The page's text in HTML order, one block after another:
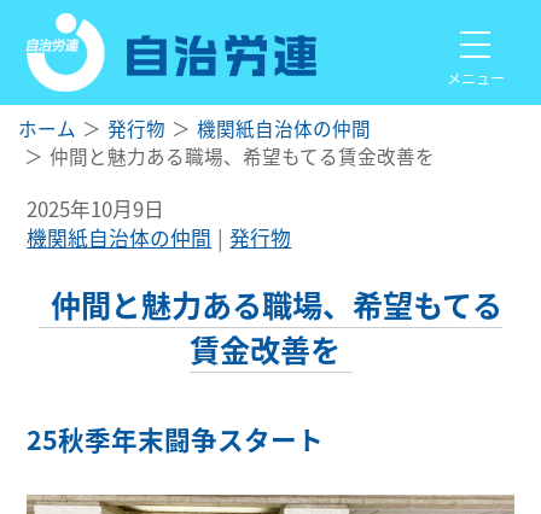
メニュー
ホーム 発行物
機関紙自治体の仲間
仲間と魅力ある職場、希望もてる賃金改善を
2025年10月9日
機関紙自治体の仲間
発行物
仲間と魅力ある職場、希望もてる
賃金改善を
25秋季年末闘争スタート